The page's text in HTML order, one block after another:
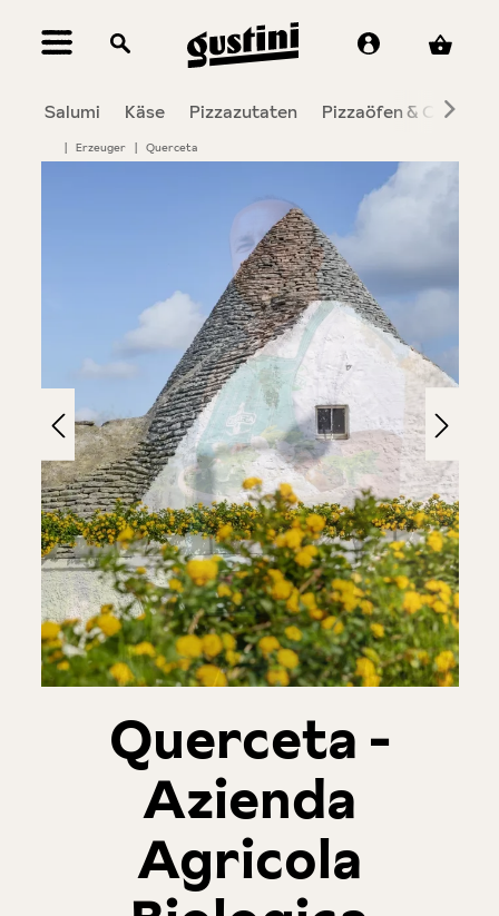
springen
Salumi Käse Pizzazutaten Pizzaöfen & Co.
| Erzeuger | Querceta
Querceta -
Azienda
Agricola